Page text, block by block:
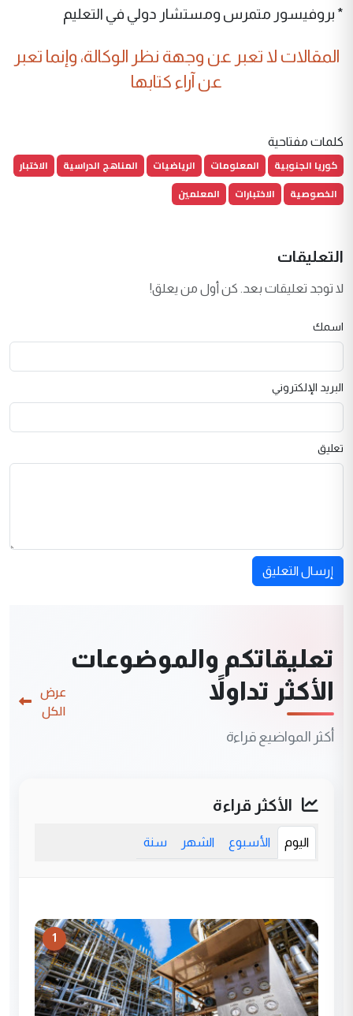
* بروفيسور متمرس ومستشار دولي في التعليم
المقالات لا تعبر عن وجهة نظر الوكالة، وإنما تعبر
عن آراء كتابها
كلمات مفتاحية
كوريا الجنوبية المعلومات الرياضيات المناهج الدراسية
الاختبار
الخصوصية
الاختبارات المعلمين
التعليقات
لا توجد تعليقات بعد. كن أول من يعلق!
اسمك
البريد الإلكتروني
تعليق
إرسال التعليق
تعليقاتكم والموضوعات
الأكثر تداولاً
أكثر المواضيع قراءة
عرض
الكل
الأكثر قراءة
اليوم الأسبوع الشهر سنة
1